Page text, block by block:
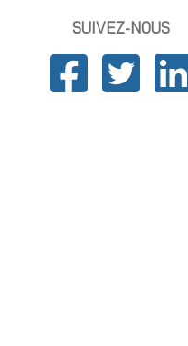
SUIVEZ-NOUS